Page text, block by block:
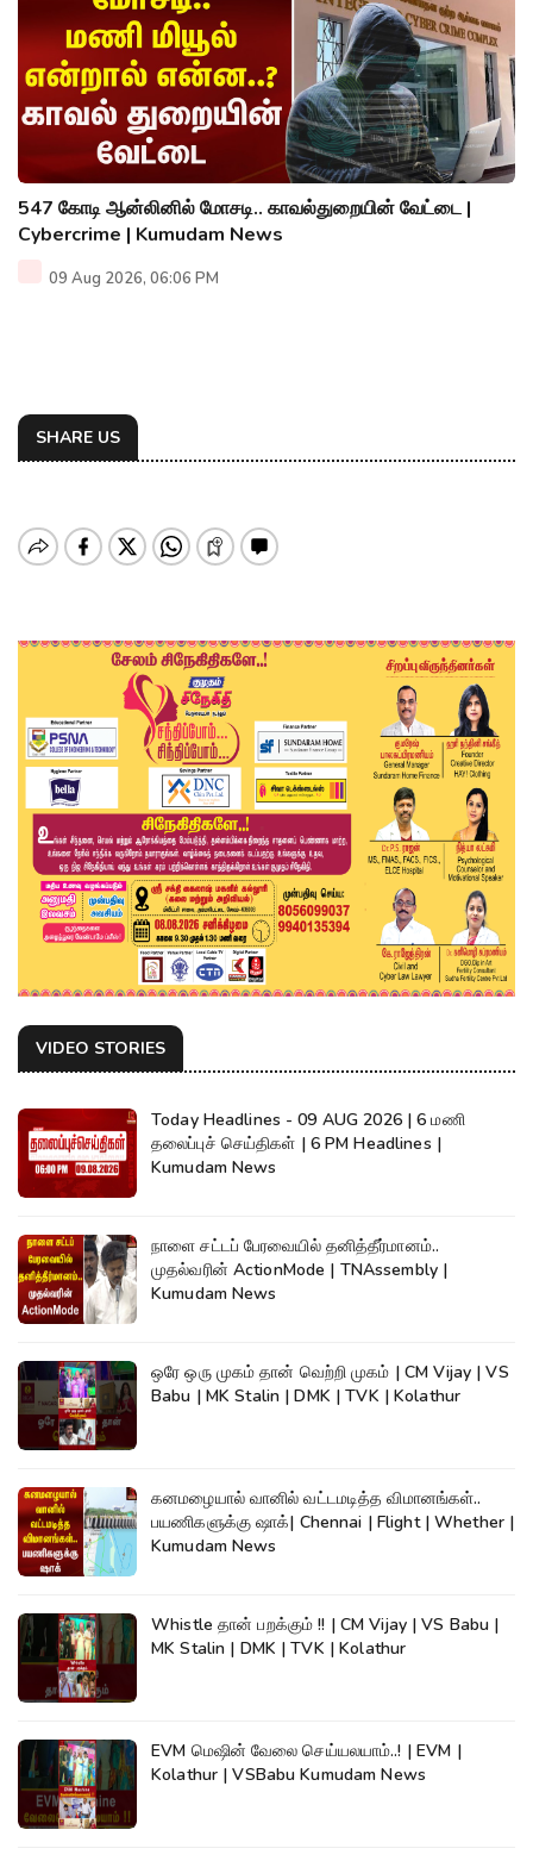
547 கோடி ஆன்லினில் மோசடி.. காவல்துறையின் வேட்டை |
Cybercrime | Kumudam News
09 Aug 2026, 06:06 PM
SHARE US
VIDEO STORIES
Today Headlines - 09 AUG 2026 | 6 மணி
தலைப்புச் செய்திகள் | 6 PM Headlines |
Kumudam News
நாளை சட்டப் பேரவையில் தனித்தீர்மானம்..
முதல்வரின் ActionMode | TNAssembly |
Kumudam News
ஒரே ஒரு முகம் தான் வெற்றி முகம் | CM Vijay | VS
Babu | MK Stalin | DMK | TVK | Kolathur
கனமழையால் வானில் வட்டமடித்த விமானங்கள்..
பயணிகளுக்கு ஷாக்| Chennai | Flight | Whether |
Kumudam News
Whistle தான் பறக்கும் !! | CM Vijay | VS Babu |
MK Stalin | DMK | TVK | Kolathur
EVM மெஷின் வேலை செய்யலயாம்..! | EVM |
Kolathur | VSBabu Kumudam News